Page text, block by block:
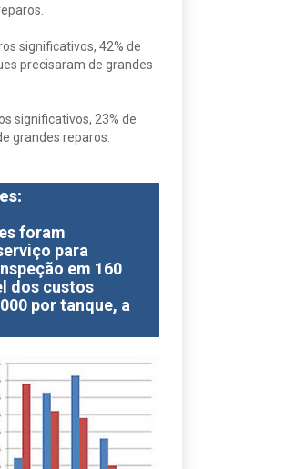
significativos, 42% de
precisaram de grandes
significativos, 23% de
grandes reparos.
foram
para
em 160
dos custos
por tanque, a